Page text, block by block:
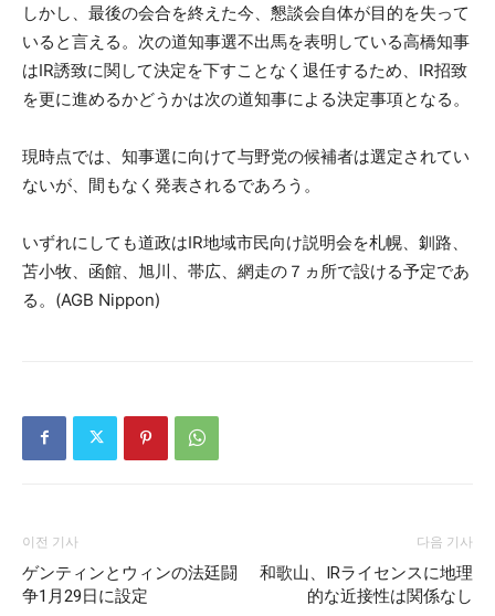
しかし、最後の会合を終えた今、懇談会自体が目的を失って
いると言える。次の道知事選不出馬を表明している高橋知事
はIR誘致に関して決定を下すことなく退任するため、 IR招致
を更に進めるかどうかは次の道知事による決定事項となる。
現時点では、知事選に向けて与野党の候補者は選定されてい
ないが、間もなく発表されるであろう。
いずれにしても道政はIR地域市民向け説明会を札幌、釧路、
苫小牧、函館、旭川、帯広、網走の７ヵ所で設ける予定であ
る。 (AGB Nippon)
이전 기사
ゲンティンとウィンの法廷闘
争1月29日に設定
다음 기사
和歌山、IRライセンスに地理
的な近接性は関係なし